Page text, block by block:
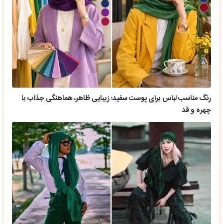
رنگ مناسب لباس برای پوست سفید؛ زیبایی ظاهر، هماهنگی جذاب با
چهره و قد